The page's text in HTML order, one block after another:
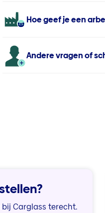
Hoe geef je een
Andere vragen of
bij Carglass terecht.